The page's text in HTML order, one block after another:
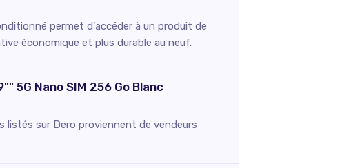
permet d'accéder à un produit de
économique et plus durable au neuf.
5G Nano SIM 256 Go Blanc
sur Dero proviennent de vendeurs